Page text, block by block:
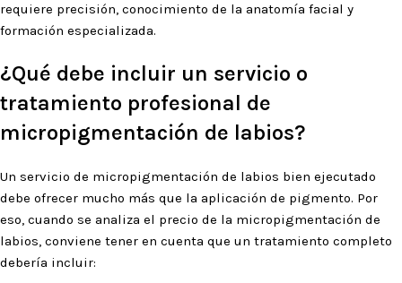
requiere precisión, conocimiento de la anatomía facial y
formación especializada.
¿Qué debe incluir un servicio o
tratamiento profesional de
micropigmentación de labios?
Un servicio de micropigmentación de labios bien ejecutado
debe ofrecer mucho más que la aplicación de pigmento. Por
eso, cuando se analiza el precio de la micropigmentación de
labios, conviene tener en cuenta que un tratamiento completo
debería incluir: